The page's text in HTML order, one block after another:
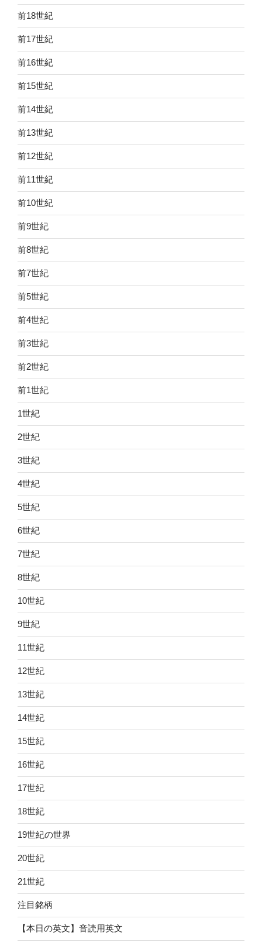
前18世紀
前17世紀
前16世紀
前15世紀
前14世紀
前13世紀
前12世紀
前11世紀
前10世紀
前9世紀
前8世紀
前7世紀
前5世紀
前4世紀
前3世紀
前2世紀
前1世紀
1世紀
2世紀
3世紀
4世紀
5世紀
6世紀
7世紀
8世紀
10世紀
9世紀
11世紀
12世紀
13世紀
14世紀
15世紀
16世紀
17世紀
18世紀
19世紀の世界
20世紀
21世紀
注目銘柄
【本日の英文】音読用英文